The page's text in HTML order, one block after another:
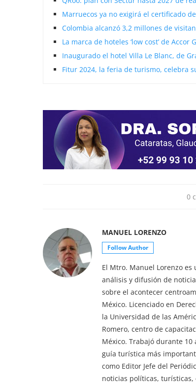
Marruecos ya no exigirá el certificado
Colombia alcanzó 3,2 millones de
La marca de hoteles ‘low cost’ de
Inaugurado el hotel Villa Le Blanc, de
Fitur 2024, la feria de turismo, celebra
0
MANUEL LORENZO
Follow Author
El Mtro. Manuel Lorenzo
análisis y difusión de
sobre el acontecer
México. Licenciado en
la Universidad de las
Romero, centro de
México. Trabajó durante
guía turística más
como Editor Jefe del
noticias políticas, turísticas,